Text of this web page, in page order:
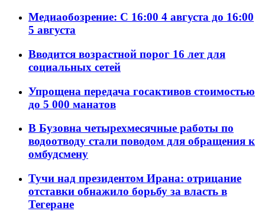
Медиаобозрение: С 16:00 4 августа до 16:00
5 августа
Вводится возрастной порог 16 лет для
социальных сетей
Упрощена передача госактивов стоимостью
до 5 000 манатов
В Бузовна четырехмесячные работы по
водоотводу стали поводом для обращения к
омбудсмену
Тучи над президентом Ирана: отрицание
отставки обнажило борьбу за власть в
Тегеране